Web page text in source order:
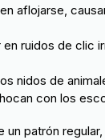
aflojarse,
ruidos de clic
nidos de
con los
patrón